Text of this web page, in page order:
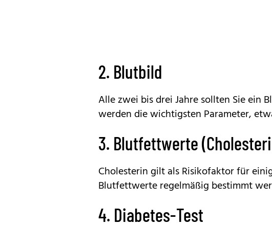
2. Blutbild
Alle zwei bis drei Jahre sollten Sie ein
werden die wichtigsten Parameter,
3. Blutfettwerte
Cholesterin gilt als Risikofaktor für
Blutfettwerte regelmäßig bestimmt
4. Diabetes-Test